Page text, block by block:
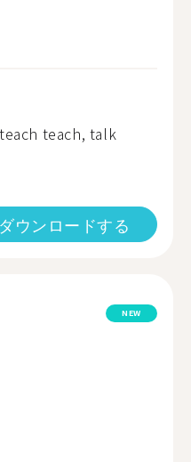
teach, talk
ウンロードする
NEW